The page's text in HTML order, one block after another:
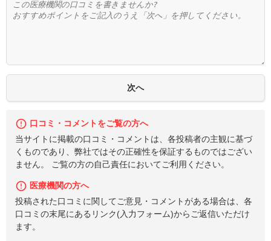
口コミ・コメントをご覧の方へ
当サイトに掲載の口コミ・コメントは、各投稿者の主観に基づ
くものであり、弊社ではその正確性を保証するものではござい
ません。 ご覧の方の自己責任においてご利用ください。
医療機関の方へ
投稿された口コミに関してご意見・コメントがある場合は、各
口コミの末尾にあるリンク(入力フォーム)からご返信いただけ
ます。